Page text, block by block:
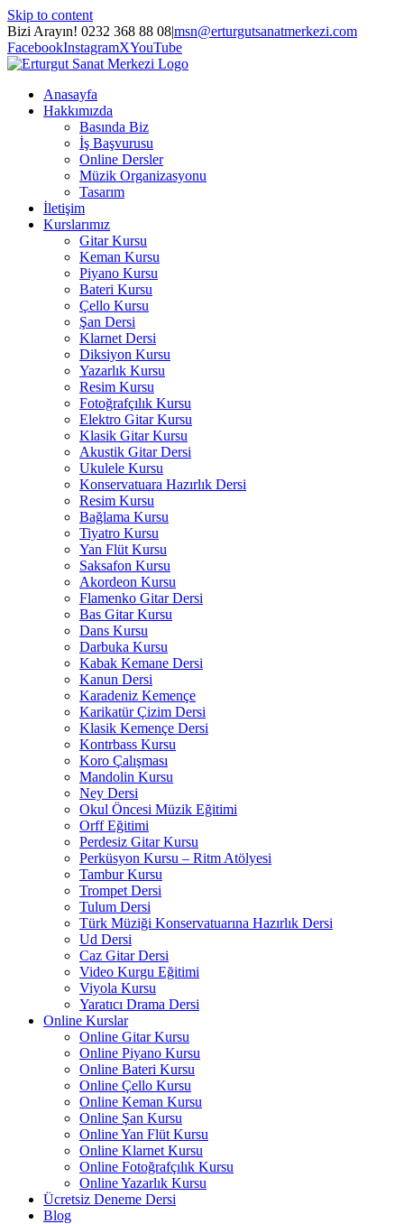
Skip to content
Bizi Arayın! 0232 368 88 08|msn@erturgutsanatmerkezi.com
FacebookInstagramXYouTube
Anasayfa
Hakkımızda
Basında Biz
İş Başvurusu
Online Dersler
Müzik Organizasyonu
Tasarım
İletişim
Kurslarımız
Gitar Kursu
Keman Kursu
Piyano Kursu
Bateri Kursu
Çello Kursu
Şan Dersi
Klarnet Dersi
Diksiyon Kursu
Yazarlık Kursu
Resim Kursu
Fotoğrafçılık Kursu
Elektro Gitar Kursu
Klasik Gitar Kursu
Akustik Gitar Dersi
Ukulele Kursu
Konservatuara Hazırlık Dersi
Resim Kursu
Bağlama Kursu
Tiyatro Kursu
Yan Flüt Kursu
Saksafon Kursu
Akordeon Kursu
Flamenko Gitar Dersi
Bas Gitar Kursu
Dans Kursu
Darbuka Kursu
Kabak Kemane Dersi
Kanun Dersi
Karadeniz Kemençe
Karikatür Çizim Dersi
Klasik Kemençe Dersi
Kontrbass Kursu
Koro Çalışması
Mandolin Kursu
Ney Dersi
Okul Öncesi Müzik Eğitimi
Orff Eğitimi
Perdesiz Gitar Kursu
Perküsyon Kursu – Ritm Atölyesi
Tambur Kursu
Trompet Dersi
Tulum Dersi
Türk Müziği Konservatuarına Hazırlık Dersi
Ud Dersi
Caz Gitar Dersi
Video Kurgu Eğitimi
Viyola Kursu
Yaratıcı Drama Dersi
Online Kurslar
Online Gitar Kursu
Online Piyano Kursu
Online Bateri Kursu
Online Çello Kursu
Online Keman Kursu
Online Şan Kursu
Online Yan Flüt Kursu
Online Klarnet Kursu
Online Fotoğrafçılık Kursu
Online Yazarlık Kursu
Ücretsiz Deneme Dersi
Blog